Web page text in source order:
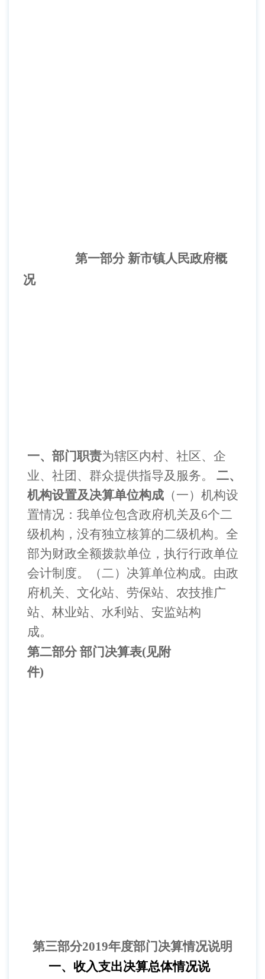
第一部分 新市镇人民政府概
况
一、部门职责为辖区内村、社区、企
业、社团、群众提供指导及服务。
二、
机构设置及决算单位构成 （一）机构设
置情况：我单位包含政府机关及 6个二
级机构，没有独立核算的二级机构。全
部为财政全额拨款单位，执行行政单位
会计制度。
（二）决算单位构成。由政
府机关、文化站、劳保站、农技推广
站、林业站、水利站、安监站构
成。
第二部分 部门决算表(见附
件)
第三部分2019年度部门决算情况说明
一、收入支出决算总体情况说